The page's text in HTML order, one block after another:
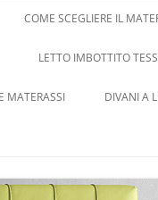
COME SCEGLIERE IL
LETTO IMBOTTITO
MATERASSI DIVANI A